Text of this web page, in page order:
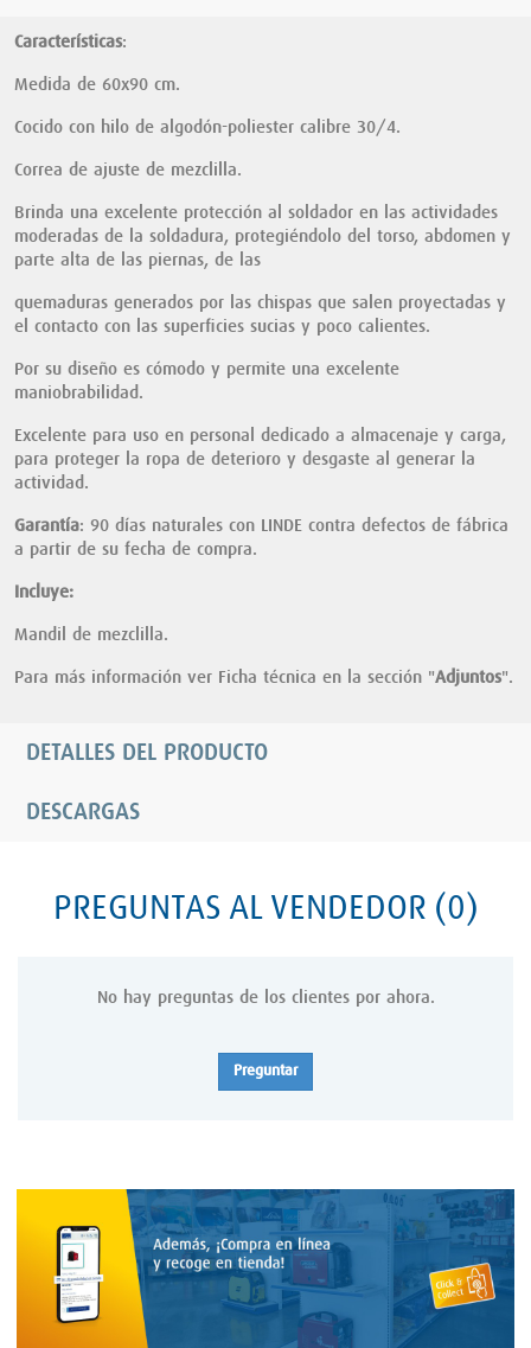
Características:
Medida de 60x90 cm.
Cocido con hilo de algodón-poliester calibre 30/4.
Correa de ajuste de mezclilla.
Brinda una excelente protección al soldador en las actividades
moderadas de la soldadura, protegiéndolo del torso, abdomen y
parte alta de las piernas, de las
quemaduras generados por las chispas que salen proyectadas y
el contacto con las superficies sucias y poco calientes.
Por su diseño es cómodo y permite una excelente
maniobrabilidad.
Excelente para uso en personal dedicado a almacenaje y carga,
para proteger la ropa de deterioro y desgaste al generar la
actividad.
Garantía: 90 días naturales con LINDE contra defectos de fábrica
a partir de su fecha de compra.
Incluye:
Mandil de mezclilla.
Para más información ver Ficha técnica en la sección "Adjuntos".
DETALLES DEL PRODUCTO
DESCARGAS
PREGUNTAS AL VENDEDOR (0)
No hay preguntas de los clientes por ahora.
Preguntar